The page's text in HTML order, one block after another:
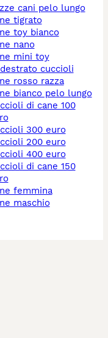
cani pelo lungo
tigrato
toy bianco
nano
mini toy
cuccioli
rosso razza
bianco pelo lungo
300 euro
200 euro
400 euro
femmina
maschio